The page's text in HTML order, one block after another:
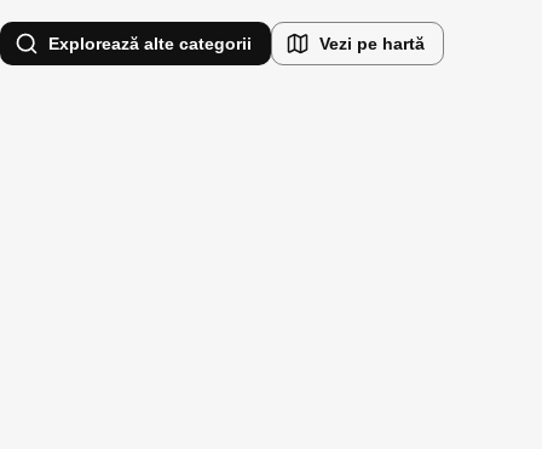
Explorează alte categorii Vezi pe hartă